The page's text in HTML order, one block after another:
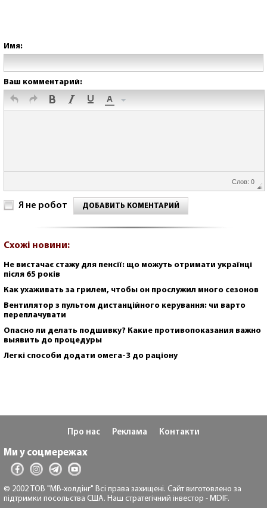
Имя:
Ваш комментарий:
Слов: 0
Я не робот ДОБАВИТЬ КОМЕНТАРИЙ
Схожі новини:
Не вистачає стажу для пенсії: що можуть отримати українці
після 65 років
Как ухаживать за грилем, чтобы он прослужил много сезонов
Вентилятор з пультом дистанційного керування: чи варто
переплачувати
Опасно ли делать подшивку? Какие противопоказания важно
выявить до процедуры
Легкі способи додати омега-3 до раціону
Про нас Реклама Контакти
Ми у соцмережах
© 2002 ТОВ "МВ-холдінг" Всі права захищені. Сайт виготовлено за
підтримки посольства США. Наш стратегічний інвестор - MDIF.